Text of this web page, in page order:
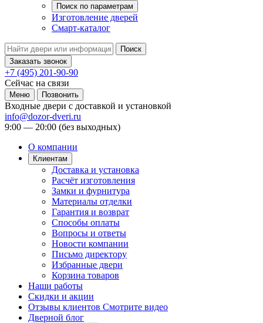
Поиск по параметрам
Изготовление дверей
Смарт-каталог
Поиск
Заказать звонок
+7 (495) 201-90-90
Сейчас на связи
Меню Позвонить
Входные двери с доставкой и установкой
info@dozor-dveri.ru
9:00 — 20:00 (без выходных)
О компании
Клиентам
Доставка и установка
Расчёт изготовления
Замки и фурнитура
Материалы отделки
Гарантия и возврат
Способы оплаты
Вопросы и ответы
Новости компании
Письмо директору
Избранные двери
Корзина товаров
Наши работы
Скидки и акции
Отзывы клиентов Смотрите видео
Дверной блог